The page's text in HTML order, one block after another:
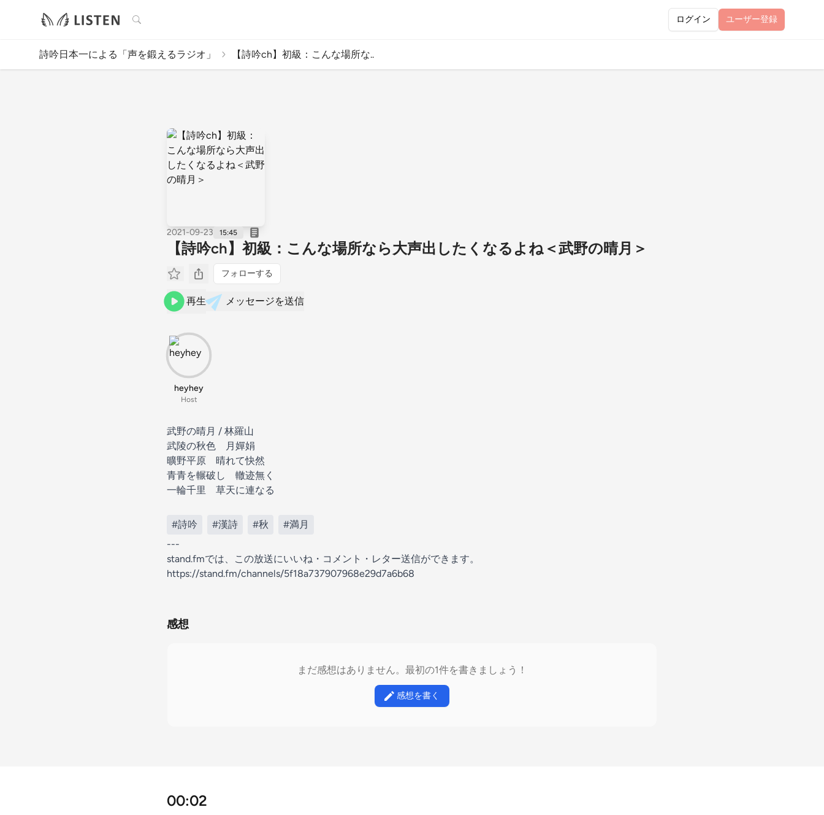
検索 ログイン ユーザー登録
詩吟日本一による「声を鍛えるラジオ」 【詩吟ch】初級：こんな場所な..
2021-09-23 15:45
【詩吟ch】初級：こんな場所なら大声出したくなるよね＜武野の晴月＞
フォローする
再生 メッセージを送信
heyhey
Host
武野の晴月 / 林羅山
武陵の秋色 月嬋娟
曠野平原 晴れて快然
青青を輾破し 轍迹無く
一輪千里 草天に連なる
#詩吟 #漢詩 #秋
#満月
---
stand.fmでは、この放送にいいね・コメント・レター送信ができます。
https://stand.fm/channels/5f18a737907968e29d7a6b68
感想
まだ感想はありません。最初の1件を書きましょう！
感想を書く
00:02